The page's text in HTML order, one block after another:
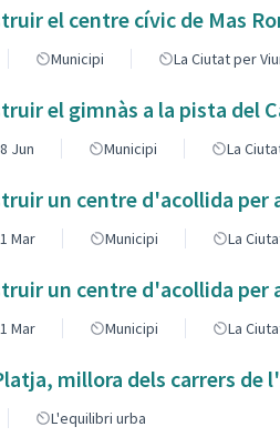
el centre cívic de Mas
Municipi La Ciutat per
el gimnàs a la pista del
Jun Municipi La
un centre d'acollida per
Mar Municipi La
un centre d'acollida per
Mar Municipi La
millora dels carrers de
L'equilibri urba